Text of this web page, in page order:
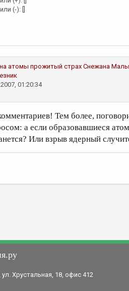
(-): []
на атомы прожитый страх Снежана
01:20:34
Тем более,
а если образовавшиеся
Или взрыв ядерный
Хрустальная, 18, офис 412